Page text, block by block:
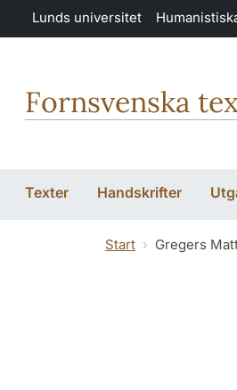
Hoppa till huvudinnehåll
Lunds universitet
Fornsvenska
Texter Handskrifter
Start Gregers